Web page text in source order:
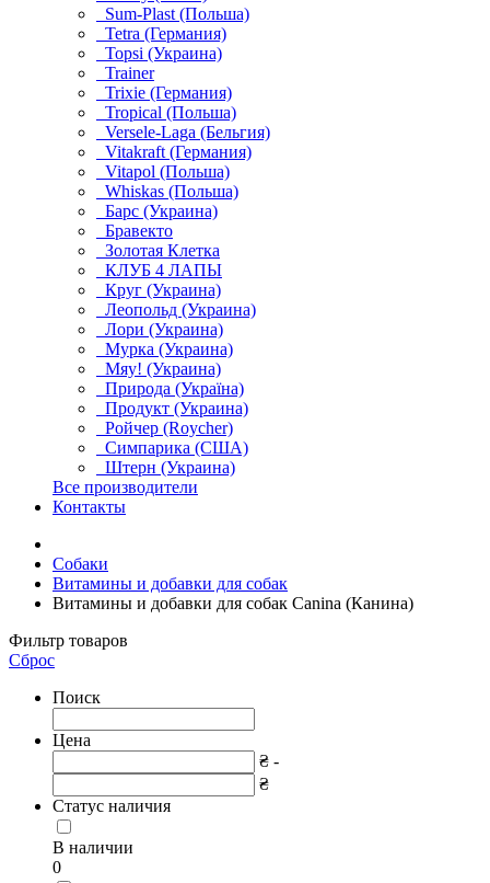
Sum-Plast (Польша)
Tetra (Германия)
Topsi (Украина)
Trainer
Trixie (Германия)
Tropical (Польша)
Versele-Laga (Бельгия)
Vitakraft (Германия)
Vitapol (Польша)
Whiskas (Польша)
Барс (Украина)
Бравекто
Золотая Клетка
КЛУБ 4 ЛАПЫ
Круг (Украина)
Леопольд (Украина)
Лори (Украина)
Мурка (Украина)
Мяу! (Украина)
Природа (Україна)
Продукт (Украина)
Ройчер (Roycher)
Симпарика (США)
Штерн (Украина)
Все производители
Контакты
Собаки
Витамины и добавки для собак
Витамины и добавки для собак Canina (Канина)
Фильтр товаров
Сброс
Поиск
Цена
₴ -
₴
Статус наличия
В наличии
0